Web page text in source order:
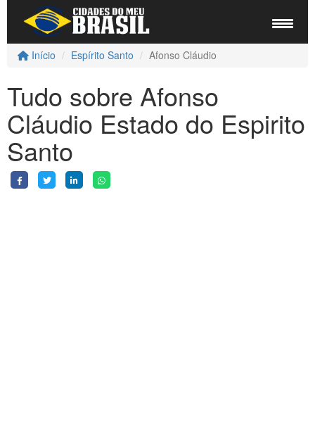
Início Espírito Santo Afonso Cláudio
Tudo sobre Afonso
Cláudio Estado do Espirito
Santo